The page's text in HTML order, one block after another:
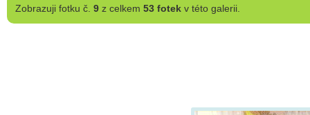
Zobrazujifotku č. 9z celkem 53 fotekv této galerii.